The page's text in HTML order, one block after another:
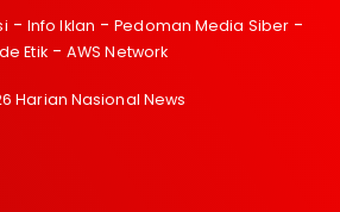
Info Iklan
Pedoman Media Siber
Etik
AWS Network
Harian Nasional News